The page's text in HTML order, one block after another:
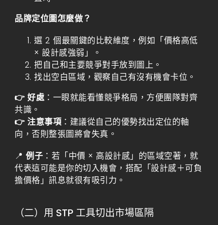
品牌定位圖怎麼做？
選 2 個最關鍵的比較維度，例如「價格高低
× 設計感強弱」。
把自己和主要競爭對手放到圖上。
找出空白區域，觀察自己有沒有機會卡位。
👉 好處：一眼就能看懂競爭格局，方便團隊對齊
共識。
👉 注意事項：建議從自己的優勢找出定位的軸
向，否則整張圖將會失真。
📍 例子 ：若「中價 × 高設計感」的區域空著，就
代表這可能是你的切入機會，搭配「設計感＋可負
擔價格」訊息就很有吸引力。
（二）用 STP 工具切出市場區隔